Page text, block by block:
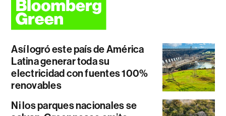
Así logró este país de América
Latina generar toda su
electricidad con fuentes 100%
renovables
Ni los parques nacionales se